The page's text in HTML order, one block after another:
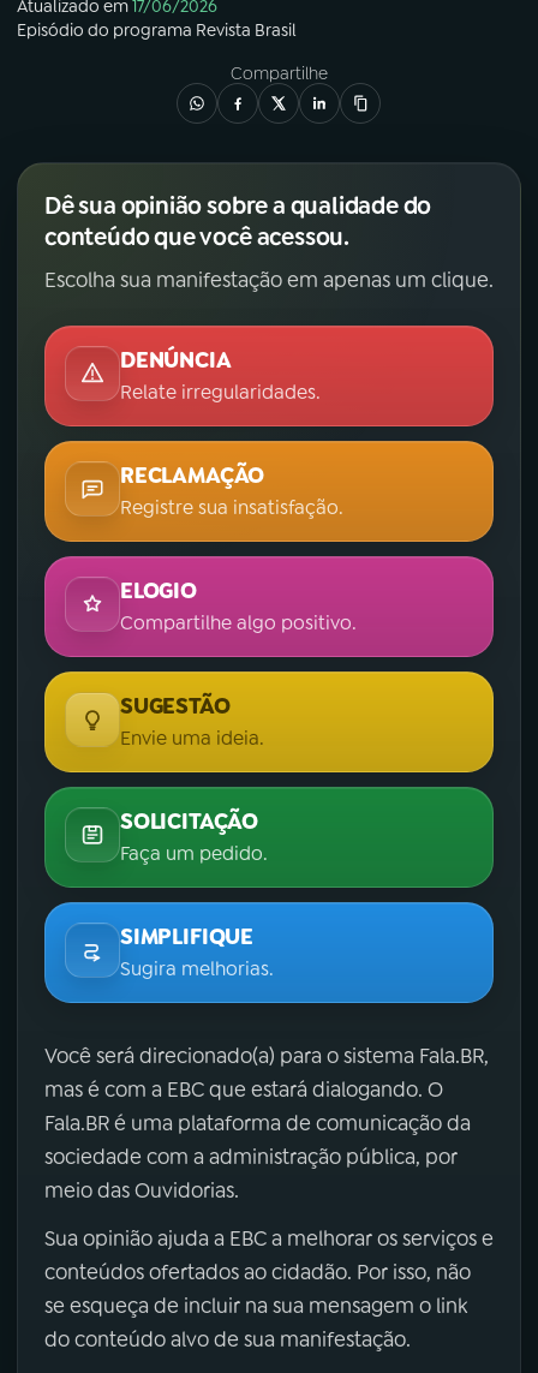
Atualizado em17/06/2026
Episódio do programa Revista Brasil
Compartilhe
Dê sua opinião sobre a qualidade do
conteúdo que você acessou.
Escolha sua manifestação em apenas um clique.
DENÚNCIA
Relate irregularidades.
RECLAMAÇÃO
Registre sua insatisfação.
ELOGIO
Compartilhe algo positivo.
SUGESTÃO
Envie uma ideia.
SOLICITAÇÃO
Faça um pedido.
SIMPLIFIQUE
Sugira melhorias.
Você será direcionado(a) para o sistema Fala.BR,
mas é com a EBC que estará dialogando. O
Fala.BR é uma plataforma de comunicação da
sociedade com a administração pública, por
meio das Ouvidorias.
Sua opinião ajuda a EBC a melhorar os serviços e
conteúdos ofertados ao cidadão. Por isso, não
se esqueça de incluir na sua mensagem o link
do conteúdo alvo de sua manifestação.